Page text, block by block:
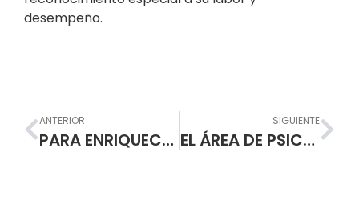
desempeño.
Prev
ANTERIOR
PARA ENRIQUECER LA ENSEÑANZA EN LOS INFANTES
SIGUIENTE
EL ÁREA DE PSICOLOGÍA DE LA ESCUELA NORMAL SUPERIOR DE PASTO, EN EL DESARROLLO DE LA GUÍA INTELIGENCIA Y CREATIVIDAD